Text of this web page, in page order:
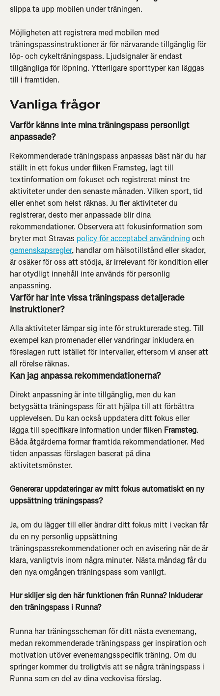
slippa ta upp mobilen under träningen.
Möjligheten att registrera med mobilen med
träningspassinstruktioner är för närvarande tillgänglig för
löp- och cykelträningspass. Ljudsignaler är endast
tillgängliga för löpning. Ytterligare sporttyper kan läggas
till i framtiden.
Vanliga frågor
Varför känns inte mina träningspass personligt
anpassade?
Rekommenderade träningspass anpassas bäst när du har
ställt in ett fokus under fliken Framsteg, lagt till
textinformation om fokuset och registrerat minst tre
aktiviteter under den senaste månaden. Vilken sport, tid
eller enhet som helst räknas. Ju fler aktiviteter du
registrerar, desto mer anpassade blir dina
rekommendationer. Observera att fokusinformation som
bryter mot Stravas policy för acceptabel användning och
gemenskapsregler, handlar om hälsotillstånd eller skador,
är osäker för oss att stödja, är irrelevant för kondition eller
har otydligt innehåll inte används för personlig
anpassning.
Varför har inte vissa träningspass detaljerade
instruktioner?
Alla aktiviteter lämpar sig inte för strukturerade steg. Till
exempel kan promenader eller vandringar inkludera en
föreslagen rutt istället för intervaller, eftersom vi anser att
all rörelse räknas.
Kan jag anpassa rekommendationerna?
Direkt anpassning är inte tillgänglig, men du kan
betygsätta träningspass för att hjälpa till att förbättra
upplevelsen. Du kan också uppdatera ditt fokus eller
lägga till specifikare information under fliken Framsteg.
Båda åtgärderna formar framtida rekommendationer. Med
tiden anpassas förslagen baserat på dina
aktivitetsmönster.
Genererar uppdateringar av mitt fokus automatiskt en ny
uppsättning träningspass?
Ja, om du lägger till eller ändrar ditt fokus mitt i veckan får
du en ny personlig uppsättning
träningspassrekommendationer och en avisering när de är
klara, vanligtvis inom några minuter. Nästa måndag får du
den nya omgången träningspass som vanligt.
Hur skiljer sig den här funktionen från Runna? Inkluderar
den träningspass i Runna?
Runna har träningsscheman för ditt nästa evenemang,
medan rekommenderade träningspass ger inspiration och
motivation utöver evenemangsspecifik träning. Om du
springer kommer du troligtvis att se några träningspass i
Runna som en del av dina veckovisa förslag.